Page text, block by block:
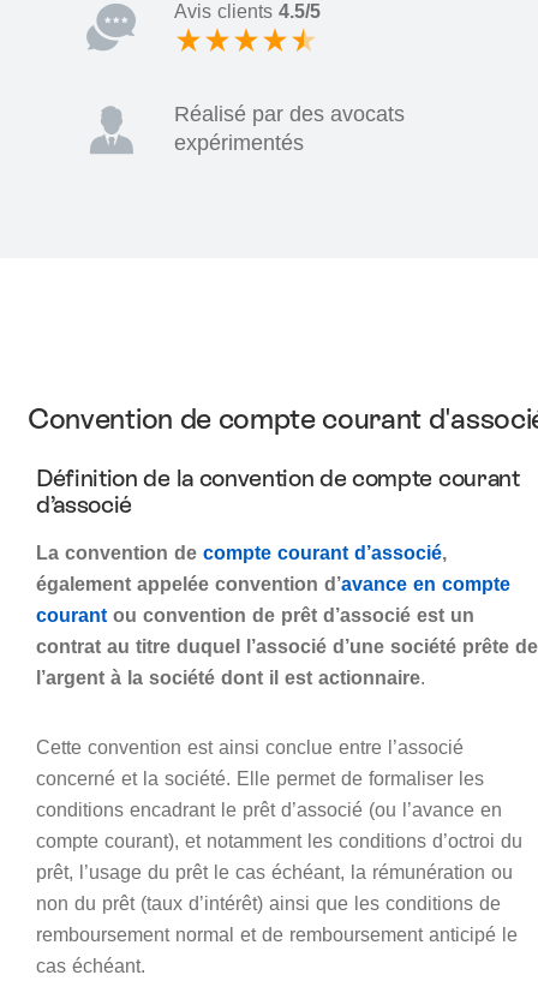
Avis clients 4.5/5
Réalisé par des avocats
expérimentés
Convention de compte courant
Définition de la convention de compte courant
d’associé
La convention de compte courant d’associé,
également appelée convention d’avance en compte
courantou convention de prêt d’associé est un
contrat au titre duquel l’associé d’une société prête de
l’argent à la société dont il est actionnaire.
Cette convention est ainsi conclue entre l’associé
concerné et la société. Elle permet de formaliser les
conditions encadrant le prêt d’associé (ou l’avance en
compte courant), et notamment les conditions d’octroi du
prêt, l’usage du prêt le cas échéant, la rémunération ou
non du prêt (taux d’intérêt) ainsi que les conditions de
remboursement normal et de remboursement anticipé le
cas échéant.